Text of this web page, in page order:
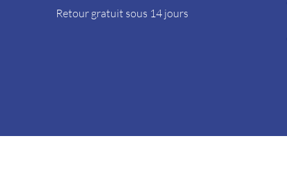
Retour gratuit sous 14 jours